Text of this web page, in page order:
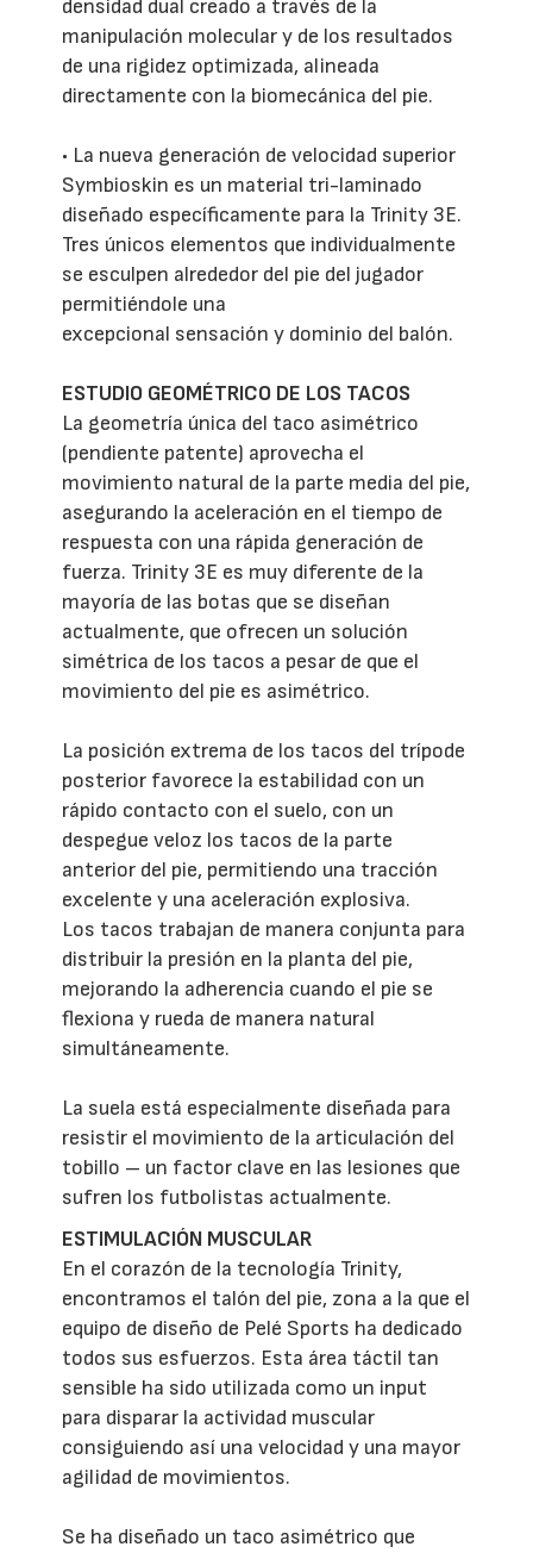
densidad dual creado a través de la
manipulación molecular y de los resultados
de una rigidez optimizada, alineada
directamente con la biomecánica del pie.
• La nueva generación de velocidad superior
Symbioskin es un material tri-laminado
diseñado específicamente para la Trinity 3E.
Tres únicos elementos que individualmente
se esculpen alrededor del pie del jugador
permitiéndole una
excepcional sensación y dominio del balón.
ESTUDIO GEOMÉTRICO DE LOS TACOS
La geometría única del taco asimétrico
(pendiente patente) aprovecha el
movimiento natural de la parte media del pie,
asegurando la aceleración en el tiempo de
respuesta con una rápida generación de
fuerza. Trinity 3E es muy diferente de la
mayoría de las botas que se diseñan
actualmente, que ofrecen un solución
simétrica de los tacos a pesar de que el
movimiento del pie es asimétrico.
La posición extrema de los tacos del trípode
posterior favorece la estabilidad con un
rápido contacto con el suelo, con un
despegue veloz los tacos de la parte
anterior del pie, permitiendo una tracción
excelente y una aceleración explosiva.
Los tacos trabajan de manera conjunta para
distribuir la presión en la planta del pie,
mejorando la adherencia cuando el pie se
flexiona y rueda de manera natural
simultáneamente.
La suela está especialmente diseñada para
resistir el movimiento de la articulación del
tobillo – un factor clave en las lesiones que
sufren los futbolistas actualmente.
ESTIMULACIÓN MUSCULAR
En el corazón de la tecnología Trinity,
encontramos el talón del pie, zona a la que el
equipo de diseño de Pelé Sports ha dedicado
todos sus esfuerzos. Esta área táctil tan
sensible ha sido utilizada como un input
para disparar la actividad muscular
consiguiendo así una velocidad y una mayor
agilidad de movimientos.
Se ha diseñado un taco asimétrico que